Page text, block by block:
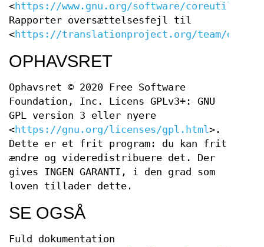
<https://www.gnu.org/software/coreutils/
Rapporter oversættelsesfejl til
<https://translationproject.org/team/
OPHAVSRET
Ophavsret © 2020 Free Software
Foundation, Inc. Licens GPLv3+: GNU
GPL version 3 eller nyere
<https://gnu.org/licenses/gpl.html>.
Dette er et frit program: du kan frit
ændre og videredistribuere det. Der
gives INGEN GARANTI, i den grad som
loven tillader dette.
SE OGSÅ
Fuld dokumentation